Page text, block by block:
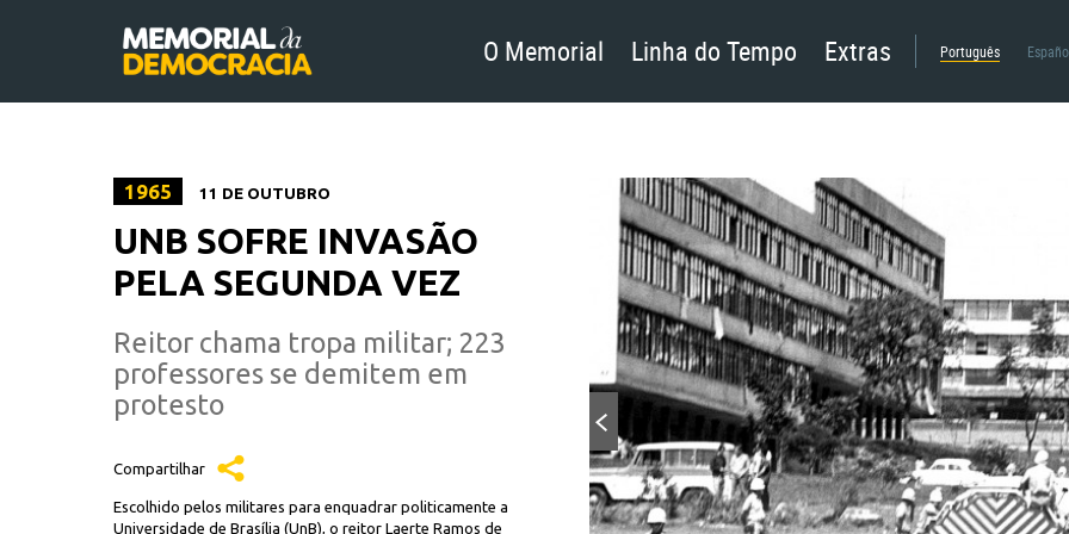
O Memorial Linha do Tempo Extras Português
1965 11 DE OUTUBRO
UNB SOFRE INVASÃO
PELA SEGUNDA VEZ
Reitor chama tropa militar; 223
professores se demitem em
protesto
Compartilhar
Escolhido pelos militares para enquadrar politicamente a
Universidade de Brasília (UnB), o reitor Laerte Ramos de